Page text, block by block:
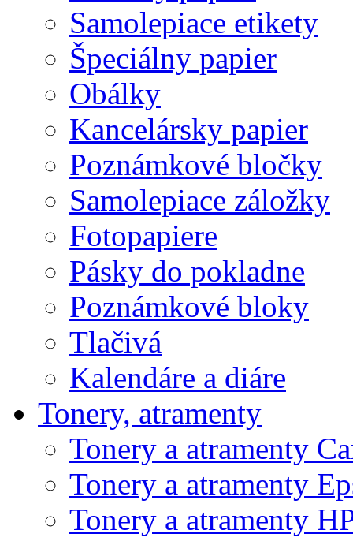
Samolepiace etikety
Špeciálny papier
Obálky
Kancelársky papier
Poznámkové bločky
Samolepiace záložky
Fotopapiere
Pásky do pokladne
Poznámkové bloky
Tlačivá
Kalendáre a diáre
Tonery, atramenty
Tonery a atramenty
Tonery a atramenty
Tonery a atramenty